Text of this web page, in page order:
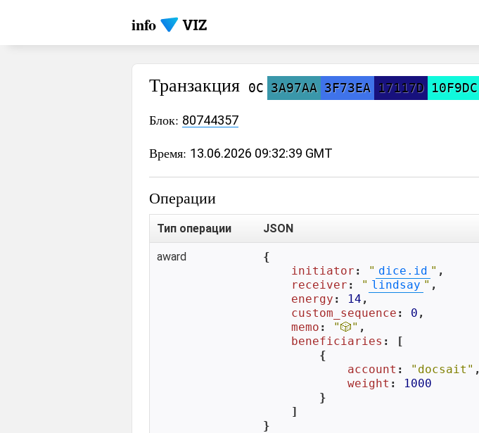
info
Транзакция 0C 3A97AA 3F73EA 17117D 10F9DC
Блок: 80744357
Время: 13.06.2026 09:32:39 GMT
Операции
Тип операции JSON
award
{
initiator : " dice.id " ,
receiver : " lindsay " ,
energy : 14 ,
custom_sequence : 0 ,
memo : "🎲" ,
beneficiaries : [
        {
account : "docsait" ,
weight :
1000
        }
    ]
}